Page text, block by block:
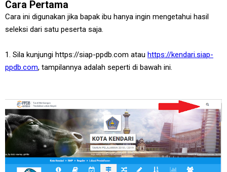
Cara Pertama
Cara ini digunakan jika bapak ibu hanya ingin mengetahui hasil
seleksi dari satu peserta saja.
1. Sila kunjungi https://siap-ppdb.com atau https://kendari.siap-
ppdb.com, tampilannya adalah seperti di bawah ini.